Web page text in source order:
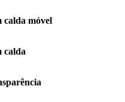
calda móvel
calda